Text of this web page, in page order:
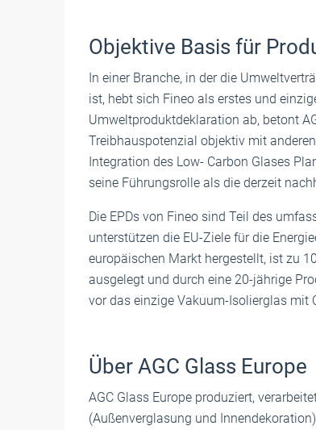
Objektive Basis für
In einer Branche, in der die
ist, hebt sich Fineo als erstes und
Umweltproduktdeklaration ab, betont
Treibhauspotenzial objektiv mit
Integration des Low- Carbon Glases
seine Führungsrolle als die derzeit
Die EPDs von Fineo sind Teil des
unterstützen die EU-Ziele für die
europäischen Markt hergestellt, ist zu
ausgelegt und durch eine 20-jährige
vor das einzige Vakuum-Isolierglas mit
Über AGC Glass Europe
AGC Glass Europe produziert,
(Außenverglasung und